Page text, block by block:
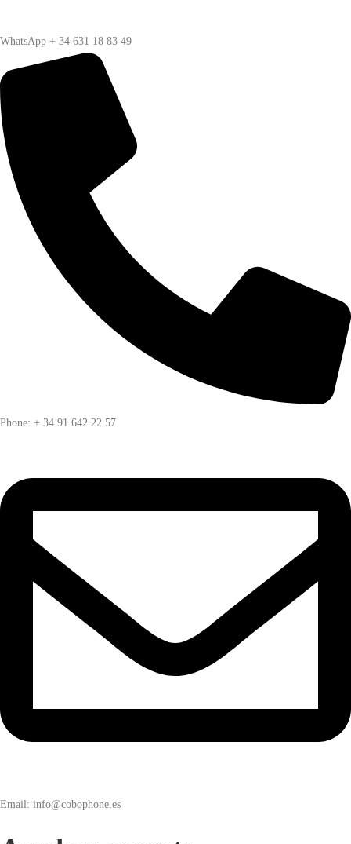
WhatsApp + 34 631 18 83 49
Phone: + 34 91 642 22 57
Email: info@cobophone.es